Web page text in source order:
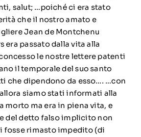
salut; …poiché ci era stato
che il nostro amato e
Jean de Montchenu
era passato dalla vita alla
le nostre lettere patenti
il temporale del suo santo
che dipendono da esso…. …con
siamo stati informati alla
morto ma era in piena vita, e
del detto falso implicito non
fosse rimasto impedito (di